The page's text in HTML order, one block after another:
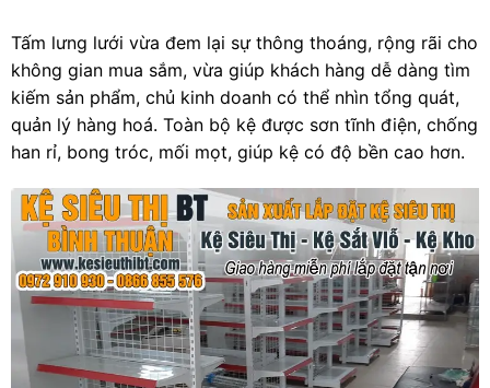
Tấm lưng lưới vừa đem lại sự thông thoáng, rộng rãi cho
không gian mua sắm, vừa giúp khách hàng dễ dàng tìm
kiếm sản phẩm, chủ kinh doanh có thể nhìn tổng quát,
quản lý hàng hoá. Toàn bộ kệ được sơn tĩnh điện, chống
han rỉ, bong tróc, mối mọt, giúp kệ có độ bền cao hơn.